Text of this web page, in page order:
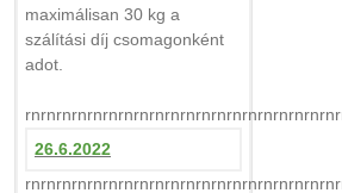
maximálisan 30 kg a
szálítási díj csomagonként
adot.
26.6.2022